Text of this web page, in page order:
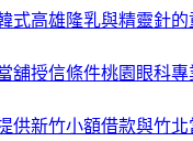
式高雄隆乳與精靈針
舖授信條件桃園眼科
供新竹小額借款與竹